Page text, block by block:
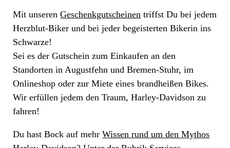
Mit unserenGeschenkgutscheinen triffst Du bei jedem
Herzblut-Biker und bei jeder begeisterten Bikerin ins
Schwarze!
Sei es der Gutschein zum Einkaufen an den
Standorten in Augustfehn und Bremen-Stuhr, im
Onlineshop oder zur Miete eines brandheißen Bikes.
Wir erfüllen jedem den Traum, Harley-Davidson zu
fahren!
Du hast Bock auf mehrWissen rund um den Mythos